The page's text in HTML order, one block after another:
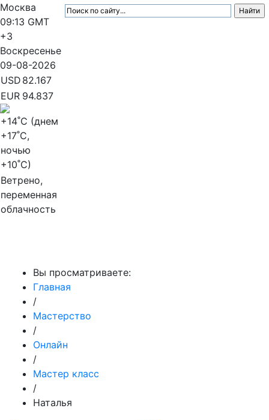
Москва
09:13 GMT
+3
Воскресенье
09-08-2026
USD 82.167
EUR 94.837
+14˚C (днем
+17˚C,
ночью
+10˚C)
Ветрено,
переменная
облачность
Вы просматриваете:
Главная
/
Мастерство
/
Онлайн
/
Мастер класс
/
Наталья